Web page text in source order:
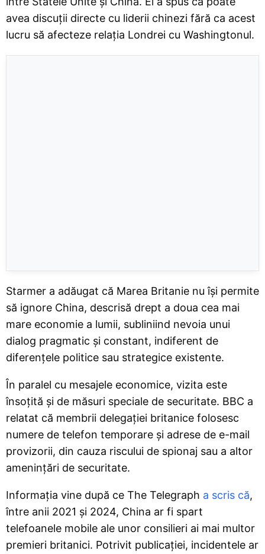
avea discuții directe cu liderii chinezi fără ca acest
lucru să afecteze relația Londrei cu Washingtonul.
Starmer a adăugat că Marea Britanie nu își permite
să ignore China, descrisă drept a doua cea mai
mare economie a lumii, subliniind nevoia unui
dialog pragmatic și constant, indiferent de
diferențele politice sau strategice existente.
În paralel cu mesajele economice, vizita este
însoțită și de măsuri speciale de securitate. BBC a
relatat că membrii delegației britanice folosesc
numere de telefon temporare și adrese de e-mail
provizorii, din cauza riscului de spionaj sau a altor
amenințări de securitate.
Informația vine după ce The Telegraph a scris că,
între anii 2021 și 2024, China ar fi spart
telefoanele mobile ale unor consilieri ai mai multor
premieri britanici. Potrivit publicației, incidentele ar